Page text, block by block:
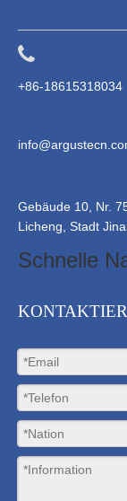
+86-18615318034
Gebäude 10, Nr.
Licheng, Stadt
Schnelle